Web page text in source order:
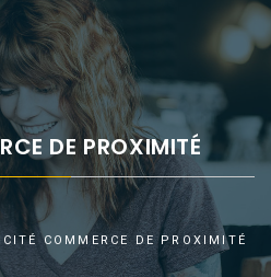
DE PROXIMITÉ
COMMERCE DE PROXIMITÉ